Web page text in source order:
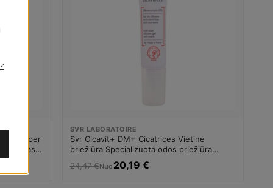
Super
kremas
SVR LABORATOIRE
Svr Cicavit+ DM+ Cicatrices Vietinė
priežiūra Specializuota odos priežiūra
24,47 €Nuo 20,19 €